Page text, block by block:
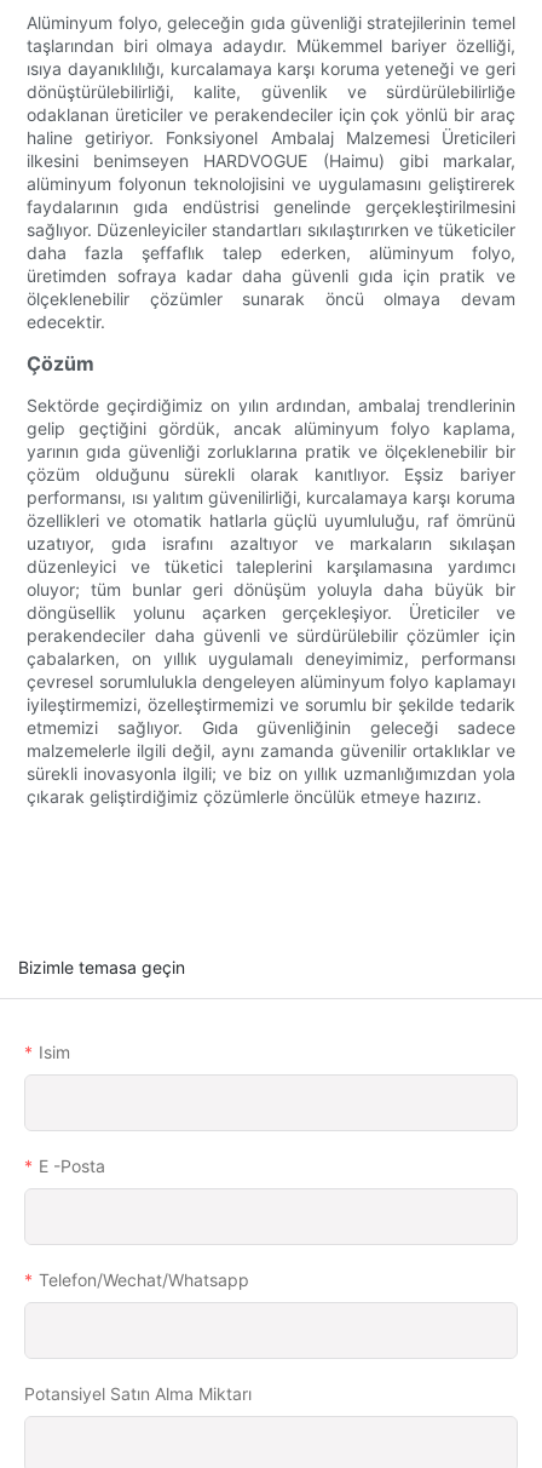
Alüminyum folyo, geleceğin gıda güvenliği stratejilerinin temel
taşlarından biri olmaya adaydır. Mükemmel bariyer özelliği,
ısıya dayanıklılığı, kurcalamaya karşı koruma yeteneği ve geri
dönüştürülebilirliği, kalite, güvenlik ve sürdürülebilirliğe
odaklanan üreticiler ve perakendeciler için çok yönlü bir araç
haline getiriyor. Fonksiyonel Ambalaj Malzemesi Üreticileri
ilkesini benimseyen HARDVOGUE (Haimu) gibi markalar,
alüminyum folyonun teknolojisini ve uygulamasını geliştirerek
faydalarının gıda endüstrisi genelinde gerçekleştirilmesini
sağlıyor. Düzenleyiciler standartları sıkılaştırırken ve tüketiciler
daha fazla şeffaflık talep ederken, alüminyum folyo,
üretimden sofraya kadar daha güvenli gıda için pratik ve
ölçeklenebilir çözümler sunarak öncü olmaya devam
edecektir.
Çözüm
Sektörde geçirdiğimiz on yılın ardından, ambalaj trendlerinin
gelip geçtiğini gördük, ancak alüminyum folyo kaplama,
yarının gıda güvenliği zorluklarına pratik ve ölçeklenebilir bir
çözüm olduğunu sürekli olarak kanıtlıyor. Eşsiz bariyer
performansı, ısı yalıtım güvenilirliği, kurcalamaya karşı koruma
özellikleri ve otomatik hatlarla güçlü uyumluluğu, raf ömrünü
uzatıyor, gıda israfını azaltıyor ve markaların sıkılaşan
düzenleyici ve tüketici taleplerini karşılamasına yardımcı
oluyor; tüm bunlar geri dönüşüm yoluyla daha büyük bir
döngüsellik yolunu açarken gerçekleşiyor. Üreticiler ve
perakendeciler daha güvenli ve sürdürülebilir çözümler için
çabalarken, on yıllık uygulamalı deneyimimiz, performansı
çevresel sorumlulukla dengeleyen alüminyum folyo kaplamayı
iyileştirmemizi, özelleştirmemizi ve sorumlu bir şekilde tedarik
etmemizi sağlıyor. Gıda güvenliğinin geleceği sadece
malzemelerle ilgili değil, aynı zamanda güvenilir ortaklıklar ve
sürekli inovasyonla ilgili; ve biz on yıllık uzmanlığımızdan yola
çıkarak geliştirdiğimiz çözümlerle öncülük etmeye hazırız.
Bizimle temasa geçin
Isim
E -posta
Telefon/wechat/whatsapp
Potansiyel Satın Alma Miktarı